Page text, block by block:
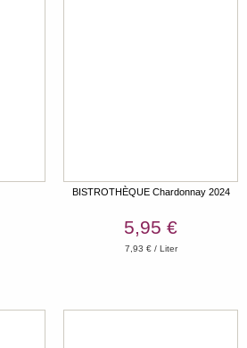
BISTROTHÈQUE Chardonnay 2024
5,95 €
7,93 € / Liter